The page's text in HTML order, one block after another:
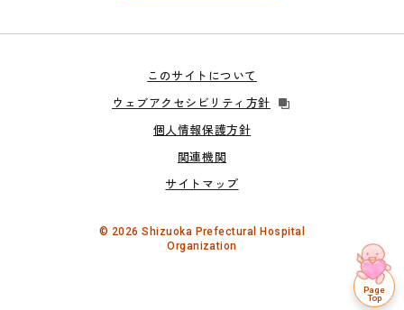
このサイトについて
ウェブアクセシビリティ方針
個人情報保護方針
関連機関
サイトマップ
© 2026 Shizuoka Prefectural Hospital
Organization
Page
Top